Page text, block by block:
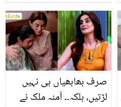
سحر نے اپنے والدین کو
کیسے غربت سے نکال کر
بڑے گھر میں پہنچا دیا؟ ان
کی کہانی
صرف بھابھیاں ہی نہیں
لڑتیں، بلکہ۔۔ آمنہ ملک نے